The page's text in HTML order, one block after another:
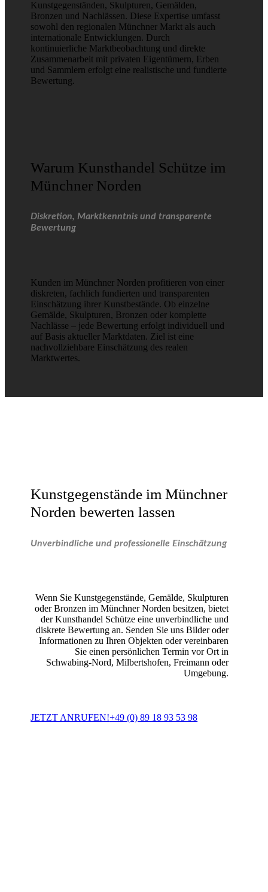
Kunstgegenständen, Skulpturen, Gemälden,
Bronzen und Nachlässen. Diese Expertise umfasst
sowohl den regionalen Münchner Markt als auch
internationale Entwicklungen. Durch
kontinuierliche Marktbeobachtung und direkte
Zusammenarbeit mit privaten Eigentümern, Erben
und Sammlern erfolgt eine realistische und fundierte
Bewertung.
Warum Kunsthandel Schütze im
Münchner Norden
Diskretion, Marktkenntnis und transparente
Bewertung
Kunden im Münchner Norden profitieren von einer
diskreten, fachlich fundierten und transparenten
Einschätzung ihrer Kunstbestände. Ob einzelne
Gemälde, Skulpturen, Bronzen oder komplette
Nachlässe – jede Bewertung erfolgt individuell und
auf Basis aktueller Marktdaten. Ziel ist eine
nachvollziehbare Einschätzung des realen
Marktwertes.
Kunstgegenstände im Münchner
Norden bewerten lassen
Unverbindliche und professionelle Einschätzung
Wenn Sie Kunstgegenstände, Gemälde, Skulpturen
oder Bronzen im Münchner Norden besitzen, bietet
der Kunsthandel Schütze eine unverbindliche und
diskrete Bewertung an. Senden Sie uns Bilder oder
Informationen zu Ihren Objekten oder vereinbaren
Sie einen persönlichen Termin vor Ort in
Schwabing-Nord, Milbertshofen, Freimann oder
Umgebung.
JETZT ANRUFEN!+49 (0) 89 18 93 53 98